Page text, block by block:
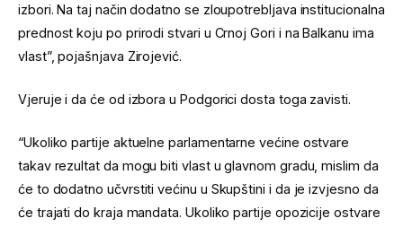
izbori. Na taj način dodatno se zloupotrebljava institucionalna
prednost koju po prirodi stvari u Crnoj Gori i na Balkanu ima
vlast”, pojašnjava Zirojević.
Vjeruje i da će od izbora u Podgorici dosta toga zavisti.
“Ukoliko partije aktuelne parlamentarne većine ostvare
takav rezultat da mogu biti vlast u glavnom gradu, mislim da
će to dodatno učvrstiti većinu u Skupštini i da je izvjesno da
će trajati do kraja mandata. Ukoliko partije opozicije ostvare